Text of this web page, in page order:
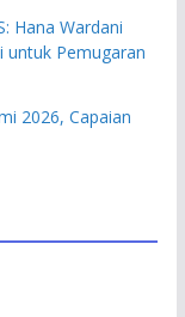
Hana Wardani
untuk Pemugaran
2026, Capaian